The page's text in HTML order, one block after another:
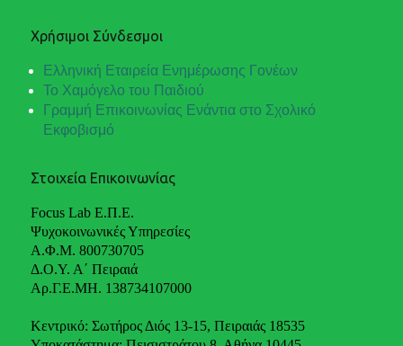
Χρήσιμοι Σύνδεσμοι
Ελληνική Εταιρεία Ενημέρωσης Γονέων
Το Χαμόγελο του Παιδιού
Γραμμή Επικοινωνίας Ενάντια στο Σχολικό
Εκφοβισμό
Στοιχεία Επικοινωνίας
Focus Lab Ε.Π.Ε.
Ψυχοκοινωνικές Υπηρεσίες
Α.Φ.Μ. 800730705
Δ.Ο.Υ. Α΄ Πειραιά
Αρ.Γ.Ε.ΜΗ. 138734107000
Κεντρικό: Σωτήρος Διός 13-15, Πειραιάς 18535